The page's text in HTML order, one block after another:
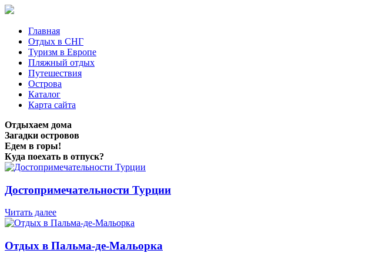
Главная
Отдых в СНГ
Туризм в Европе
Пляжный отдых
Путешествия
Острова
Каталог
Карта сайта
Отдыхаем дома
Загадки островов
Едем в горы!
Куда поехать в отпуск?
Достопримечательности Турции
Читать далее
Отдых в Пальма-де-Мальорка